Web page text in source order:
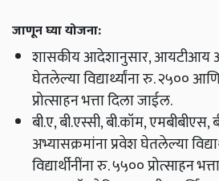
जाणून घ्या योजना:
शासकीय आदेशानुसार, आयटीआय
घेतलेल्या विद्यार्थ्यांना रु. २५०० आणि
प्रोत्साहन भत्ता दिला जाईल.
बी.ए, बी.एस्सी, बी.कॉम,
अभ्यासक्रमांना प्रवेश घेतलेल्या
विद्यार्थीनींना रु. ५५०० प्रोत्साहन